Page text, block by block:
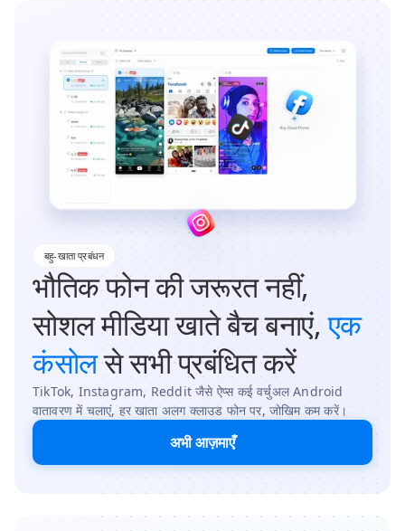
बहु-खाता प्रबंधन
भौतिक फोन की जरूरत नहीं,
सोशल मीडिया खाते बैच बनाएं,एक
कंसोलसे सभी प्रबंधित करें
TikTok, Instagram, Reddit जैसे ऐप्स कई वर्चुअल Android
वातावरण में चलाएं, हर खाता अलग क्लाउड फोन पर, जोखिम कम करें।
अभी आज़माएँ